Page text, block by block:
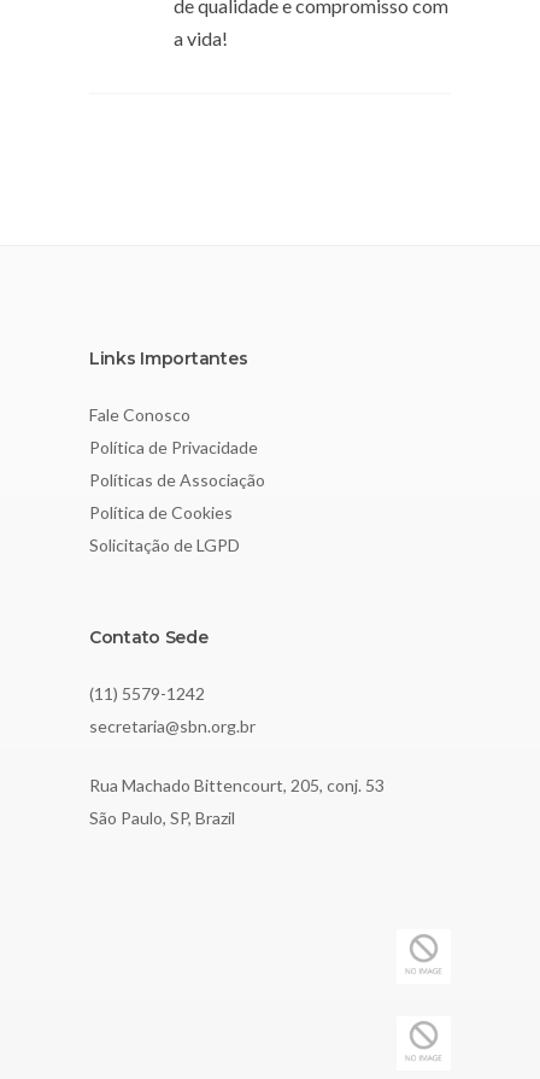
de qualidade e compromisso com
a vida!
Links Importantes
Fale Conosco
Política de Privacidade
Políticas de Associação
Política de Cookies
Solicitação de LGPD
Contato Sede
(11) 5579-1242
secretaria@sbn.org.br
Rua Machado Bittencourt, 205, conj. 53
São Paulo, SP, Brazil